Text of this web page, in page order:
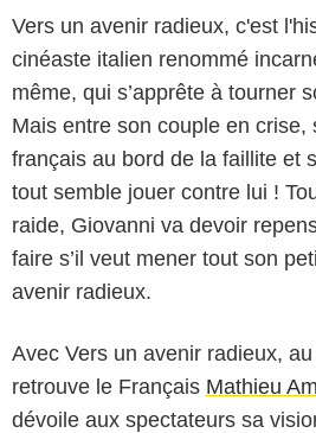
Vers un avenir radieux, c'est
cinéaste italien renommé
même, qui s’apprête à tourner
Mais entre son couple en crise,
français au bord de la faillite et
tout semble jouer contre lui !
raide, Giovanni va devoir
faire s’il veut mener tout son
avenir radieux.
Avec Vers un avenir radieux,
retrouve le Français Mathieu
dévoile aux spectateurs sa